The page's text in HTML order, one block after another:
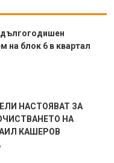
на блок 6 в квартал
НАСТОЯВАТ ЗА
НА
КАШЕРОВ